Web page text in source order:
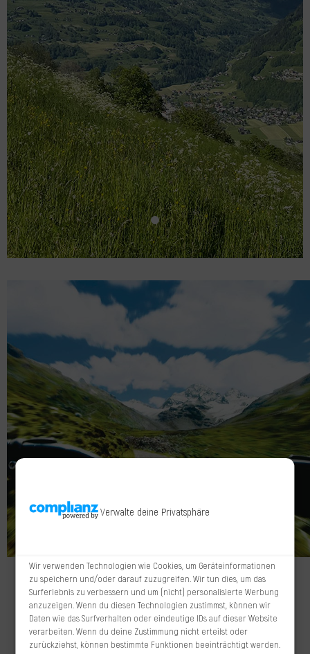
Verwalte deine Privatsphäre
Wir verwenden Technologien wie Cookies, um Geräteinformationen
zu speichern und/oder darauf zuzugreifen. Wir tun dies, um das
Surferlebnis zu verbessern und um (nicht) personalisierte Werbung
anzuzeigen. Wenn du diesen Technologien zustimmst, können wir
Daten wie das Surfverhalten oder eindeutige IDs auf dieser Website
verarbeiten. Wenn du deine Zustimmung nicht erteilst oder
zurückziehst, können bestimmte Funktionen beeinträchtigt werden.
Markus Fessler-Jenny ist einer der Bike-Guides von
Montafon Tourismus. Erkunden Sie mit dem Mountainbike
die atemberaubenden Bergkulissen des Montafons.
Mountainbike-Szene Montafon